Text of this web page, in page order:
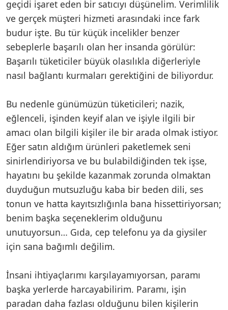
geçidi işaret eden bir satıcıyı düşünelim. Verimlilik
ve gerçek müşteri hizmeti arasındaki ince fark
budur işte. Bu tür küçük incelikler benzer
sebeplerle başarılı olan her insanda görülür:
Başarılı tüketiciler büyük olasılıkla diğerleriyle
nasıl bağlantı kurmaları gerektiğini de biliyordur.
Bu nedenle günümüzün tüketicileri; nazik,
eğlenceli, işinden keyif alan ve işiyle ilgili bir
amacı olan bilgili kişiler ile bir arada olmak istiyor.
Eğer satın aldığım ürünleri paketlemek seni
sinirlendiriyorsa ve bu bulabildiğinden tek işse,
hayatını bu şekilde kazanmak zorunda olmaktan
duyduğun mutsuzluğu kaba bir beden dili, ses
tonun ve hatta kayıtsızlığınla bana hissettiriyorsan;
benim başka seçeneklerim olduğunu
unutuyorsun… Gıda, cep telefonu ya da giysiler
için sana bağımlı değilim.
İnsani ihtiyaçlarımı karşılayamıyorsan, paramı
başka yerlerde harcayabilirim. Paramı, işin
paradan daha fazlası olduğunu bilen kişilerin